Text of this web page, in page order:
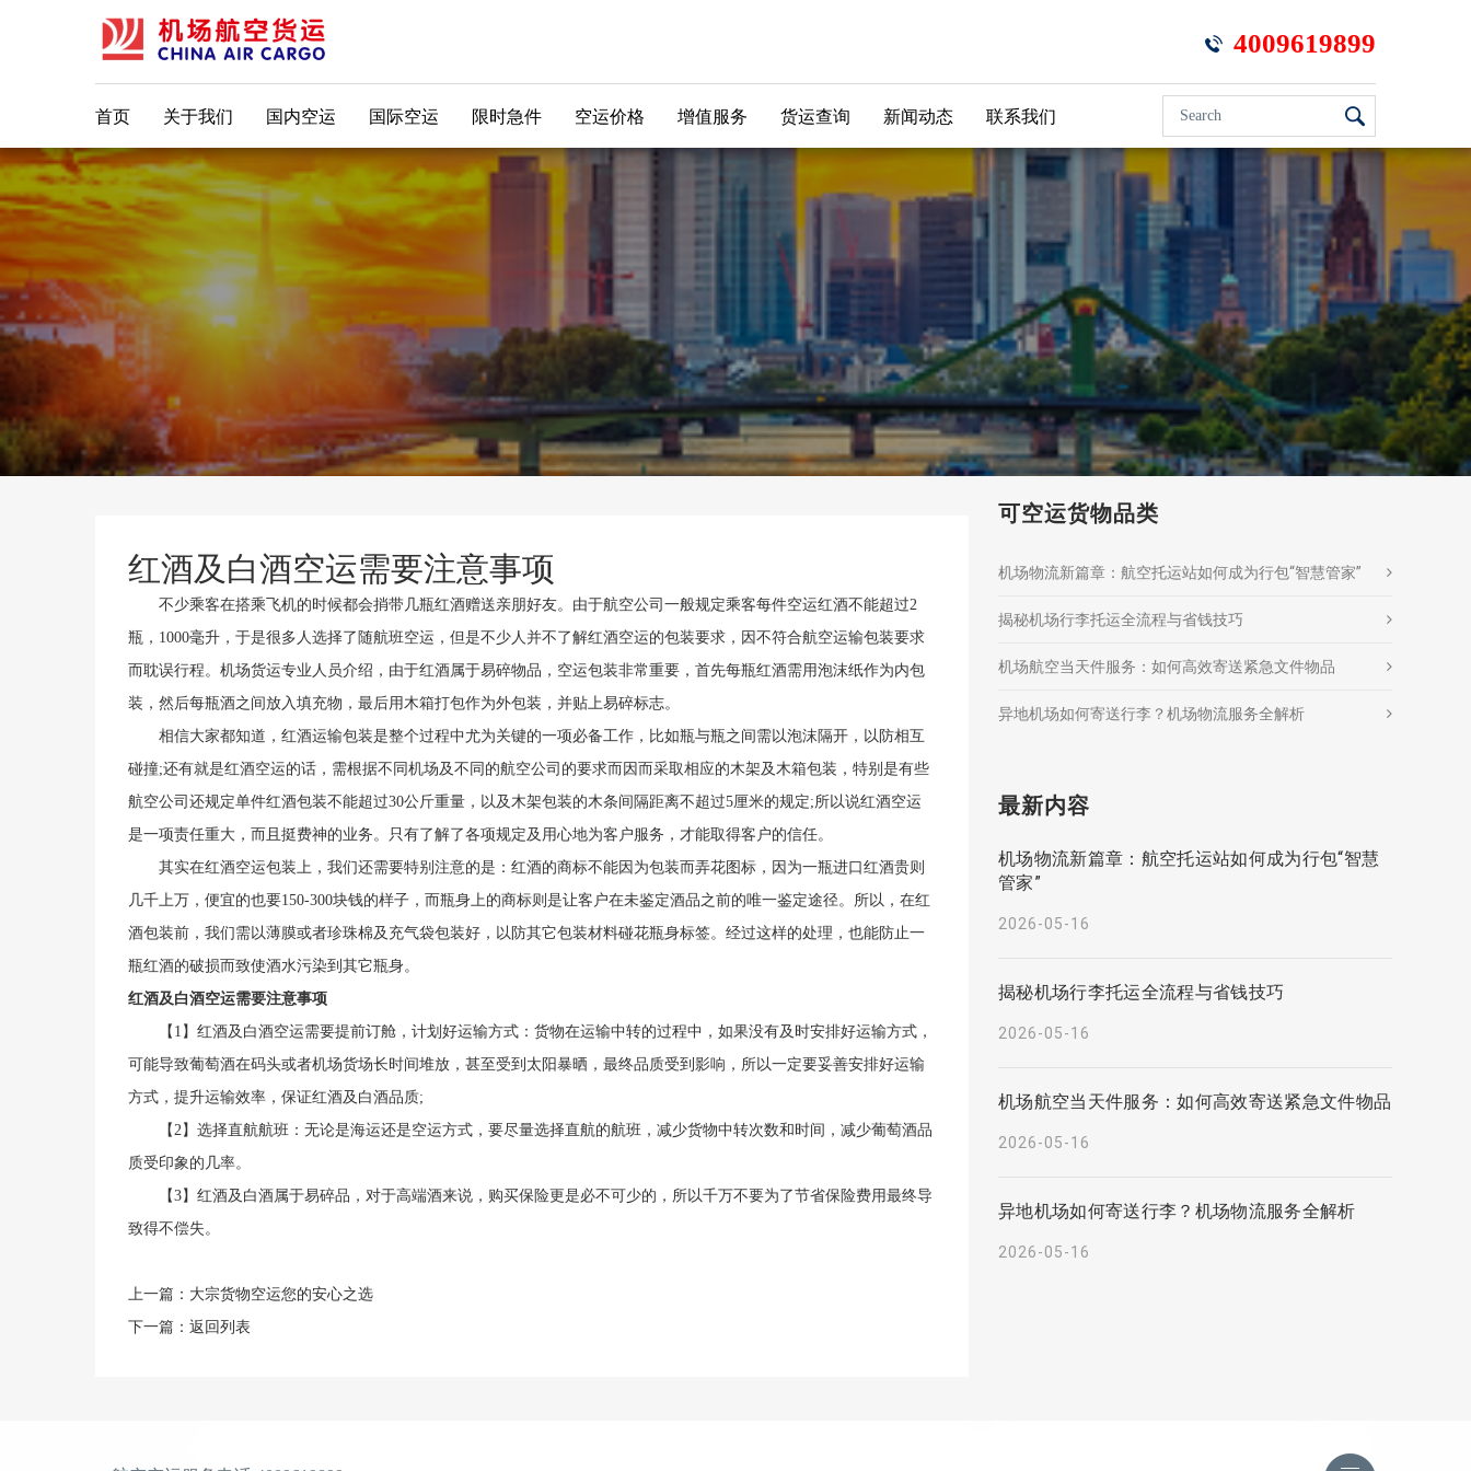
4009619899
首页 关于我们 国内空运 国际空运 限时急件 空运价格 增值服务 货运查询 新闻动态 联系我们
SEARCH
FORM
Search
红酒及白酒空运需要注意事项
不少乘客在搭乘飞机的时候都会捎带几瓶红酒赠送亲朋好友。由于航空公司一般规定乘客每件空运红酒不能超过2
瓶，1000毫升，于是很多人选择了随航班空运，但是不少人并不了解红酒空运的包装要求，因不符合航空运输包装要求
而耽误行程。机场货运专业人员介绍，由于红酒属于易碎物品，空运包装非常重要，首先每瓶红酒需用泡沫纸作为内包
装，然后每瓶酒之间放入填充物，最后用木箱打包作为外包装，并贴上易碎标志。
相信大家都知道，红酒运输包装是整个过程中尤为关键的一项必备工作，比如瓶与瓶之间需以泡沫隔开，以防相互
碰撞;还有就是红酒空运的话，需根据不同机场及不同的航空公司的要求而因而采取相应的木架及木箱包装，特别是有些
航空公司还规定单件红酒包装不能超过30公斤重量，以及木架包装的木条间隔距离不超过5厘米的规定;所以说红酒空运
是一项责任重大，而且挺费神的业务。只有了解了各项规定及用心地为客户服务，才能取得客户的信任。
其实在红酒空运包装上，我们还需要特别注意的是：红酒的商标不能因为包装而弄花图标，因为一瓶进口红酒贵则
几千上万，便宜的也要150-300块钱的样子，而瓶身上的商标则是让客户在未鉴定酒品之前的唯一鉴定途径。所以，在红
酒包装前，我们需以薄膜或者珍珠棉及充气袋包装好，以防其它包装材料碰花瓶身标签。经过这样的处理，也能防止一
瓶红酒的破损而致使酒水污染到其它瓶身。
红酒及白酒空运需要注意事项
【1】红酒及白酒空运需要提前订舱，计划好运输方式：货物在运输中转的过程中，如果没有及时安排好运输方式，
可能导致葡萄酒在码头或者机场货场长时间堆放，甚至受到太阳暴晒，最终品质受到影响，所以一定要妥善安排好运输
方式，提升运输效率，保证红酒及白酒品质;
【2】选择直航航班：无论是海运还是空运方式，要尽量选择直航的航班，减少货物中转次数和时间，减少葡萄酒品
质受印象的几率。
【3】红酒及白酒属于易碎品，对于高端酒来说，购买保险更是必不可少的，所以千万不要为了节省保险费用最终导
致得不偿失。
上一篇： 大宗货物空运您的安心之选
下一篇： 返回列表
可空运货物品类
机场物流新篇章：航空托运站如何成为行包“智慧管家”
揭秘机场行李托运全流程与省钱技巧
机场航空当天件服务：如何高效寄送紧急文件物品
异地机场如何寄送行李？机场物流服务全解析
最新内容
机场物流新篇章：航空托运站如何成为行包“智慧
管家”
2026-05-16
揭秘机场行李托运全流程与省钱技巧
2026-05-16
机场航空当天件服务：如何高效寄送紧急文件物品
2026-05-16
异地机场如何寄送行李？机场物流服务全解析
2026-05-16